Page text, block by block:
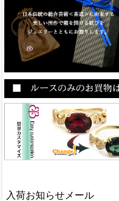
入荷お知らせメール